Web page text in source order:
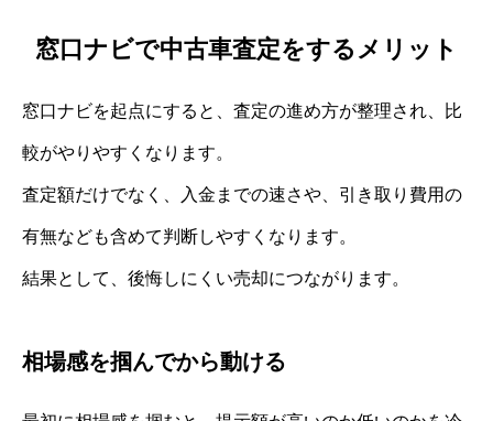
窓口ナビで中古車査定をするメリット
窓口ナビを起点にすると、査定の進め方が整理され、比
較がやりやすくなります。
査定額だけでなく、入金までの速さや、引き取り費用の
有無なども含めて判断しやすくなります。
結果として、後悔しにくい売却につながります。
相場感を掴んでから動ける